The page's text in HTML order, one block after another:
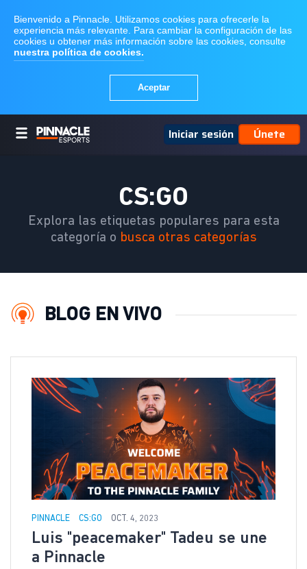
Iniciar sesión Únete
CS:GO
Explora las etiquetas populares para esta
categoría o busca otras categorías
BLOG EN VIVO
PINNACLE CS:GO OCT. 4, 2023
Luis "peacemaker" Tadeu se une
a Pinnacle